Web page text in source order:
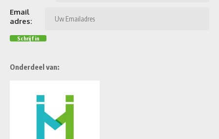
Email
adres:
Onderdeel van: